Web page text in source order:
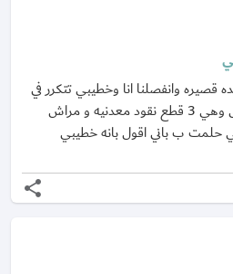
وانفصلنا انا وخطيبي تتكرر في
احلامي رقم 3 على عدة اشكال وهي 3 قطع نقود معدنيه و مراش
حلمت ب باني اقول بانه خطيبي
share